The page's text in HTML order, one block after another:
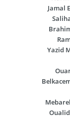
Jamal
Yazid